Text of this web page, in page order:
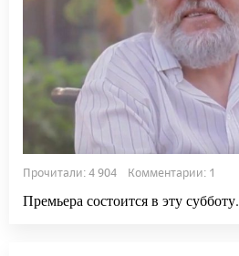
Прочитали: 4 904 Комментарии: 1
Премьера состоится в эту субботу.